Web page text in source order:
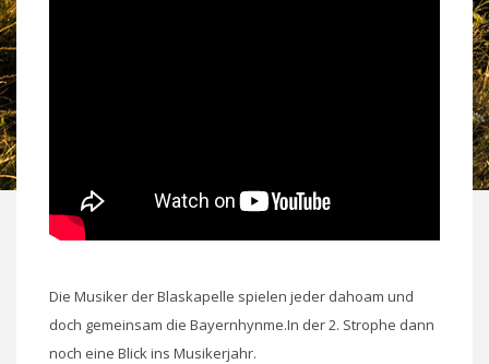
Die Musiker der Blaskapelle spielen jeder dahoam und
doch gemeinsam die Bayernhynme.In der 2. Strophe dann
noch eine Blick ins Musikerjahr.